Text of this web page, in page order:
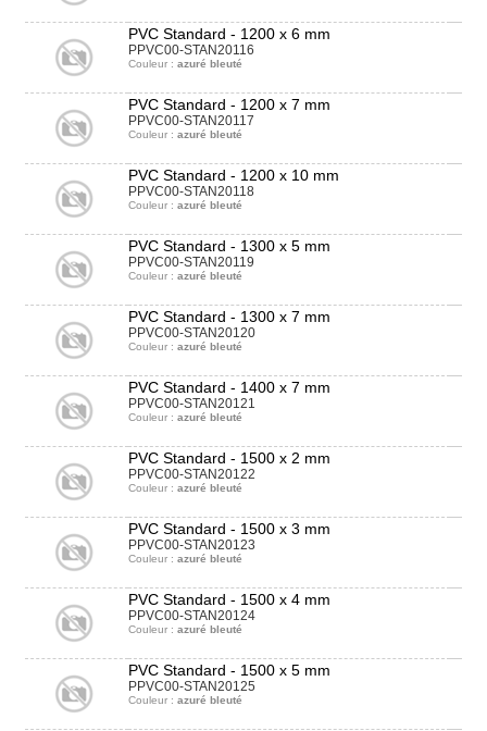
PVC Standard - 1200 x 6 mm
PPVC00-STAN20116
Couleur : azuré bleuté
PVC Standard - 1200 x 7 mm
PPVC00-STAN20117
Couleur : azuré bleuté
PVC Standard - 1200 x 10 mm
PPVC00-STAN20118
Couleur : azuré bleuté
PVC Standard - 1300 x 5 mm
PPVC00-STAN20119
Couleur : azuré bleuté
PVC Standard - 1300 x 7 mm
PPVC00-STAN20120
Couleur : azuré bleuté
PVC Standard - 1400 x 7 mm
PPVC00-STAN20121
Couleur : azuré bleuté
PVC Standard - 1500 x 2 mm
PPVC00-STAN20122
Couleur : azuré bleuté
PVC Standard - 1500 x 3 mm
PPVC00-STAN20123
Couleur : azuré bleuté
PVC Standard - 1500 x 4 mm
PPVC00-STAN20124
Couleur : azuré bleuté
PVC Standard - 1500 x 5 mm
PPVC00-STAN20125
Couleur : azuré bleuté